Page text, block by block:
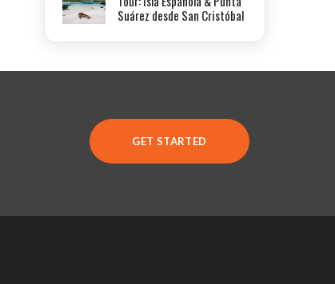
Suárez desde San Cristóbal
GET STARTED